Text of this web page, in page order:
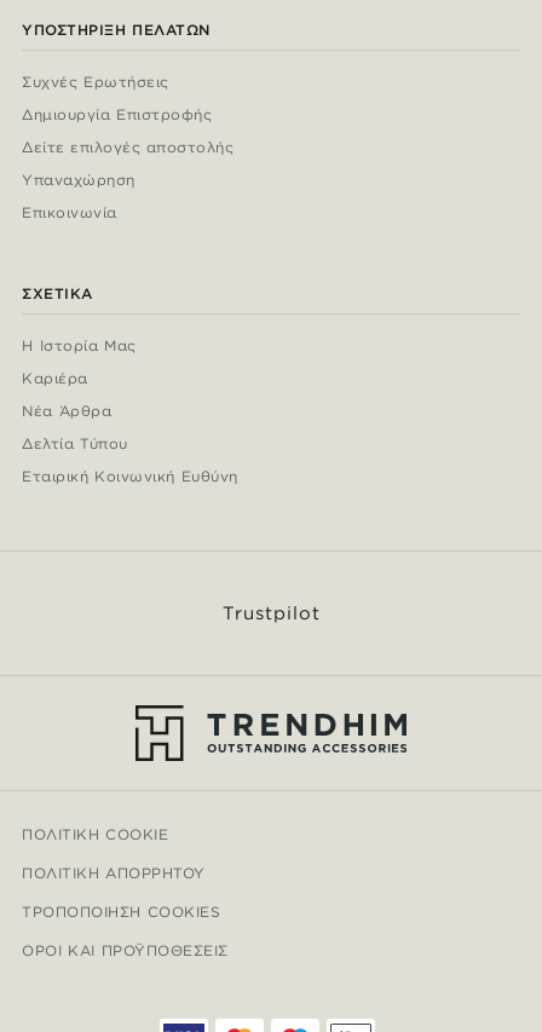
ΥΠΟΣΤΉΡΙΞΗ ΠΕΛΑΤΏΝ
Συχνές Ερωτήσεις
Δημιουργία Επιστροφής
Δείτε επιλογές αποστολής
Υπαναχώρηση
Επικοινωνία
ΣΧΕΤΙΚΆ
Η Ιστορία Μας
Καριέρα
Νέα Άρθρα
Δελτία Τύπου
Εταιρική Κοινωνική Ευθύνη
Trustpilot
ΠΟΛΙΤΙΚΉ COOKIE
ΠΟΛΙΤΙΚΉ ΑΠΟΡΡΉΤΟΥ
ΤΡΟΠΟΠΟΊΗΣΗ COOKIES
ΌΡΟΙ ΚΑΙ ΠΡΟΫΠΟΘΈΣΕΙΣ